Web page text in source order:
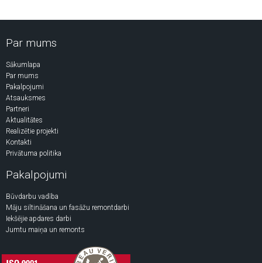
Par mums
Sākumlapa
Par mums
Pakalpojumi
Atsauksmes
Partneri
Aktualitātes
Realizētie projekti
Kontakti
Privātuma politika
Pakalpojumi
Būvdarbu vadība
Māju siltināšana un fasāžu remontdarbi
Iekšējie apdares darbi
Jumtu maiņa un remonts